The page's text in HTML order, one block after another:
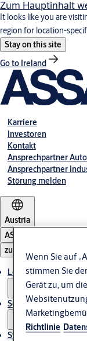
Zum Hauptinhalt
It looks like you are
region for location-
Stay on this site
Go to Ireland
Karriere
Investoren
Kontakt
Ansprechpartner
Ansprechpartner
Störung melden
Austria
ASSA ABLOY Group
zu öffnen
Lösungen und
Service und
Storys
Wenn Sie auf
stimmen Sie
Gerät zu, um
Richtlinie